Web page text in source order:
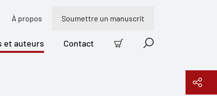
À propos Soumettre un manuscrit
et auteurs Contact
Panier Recherche